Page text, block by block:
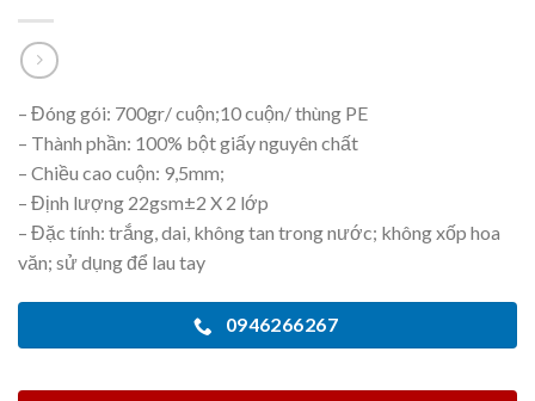
– Đóng gói: 700gr/ cuộn;10 cuộn/ thùng PE
– Thành phần: 100% bột giấy nguyên chất
– Chiều cao cuộn: 9,5mm;
– Định lượng 22gsm±2 X 2 lớp
– Đặc tính: trắng, dai, không tan trong nước; không xốp hoa
văn; sử dụng để lau tay
0946266267